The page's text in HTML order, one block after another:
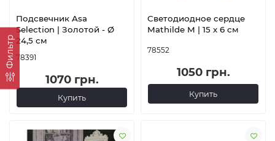
Фильтр
Подсвечник Asa
Selection | Золотой - Ø
24,5 см
78391
1070 грн.
Купить
Светодиодное сердце
Mathilde M | 15 х 6 см
78552
1050 грн.
Купить